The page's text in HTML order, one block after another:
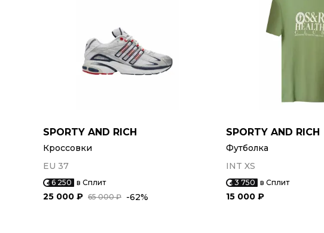
SPORTY AND RICH
Кроссовки
EU 37
6 250 в Сплит
65 000 ₽
25 000 ₽ -62%
SPORTY AND RICH
Футболка
INT XS
3 750 в Сплит
15 000 ₽